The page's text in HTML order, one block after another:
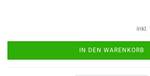
inkl.
IN DEN WARENKORB